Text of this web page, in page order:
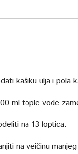
kašiku ulja i pola
ml tople vode
na 13 loptica.
na veičinu